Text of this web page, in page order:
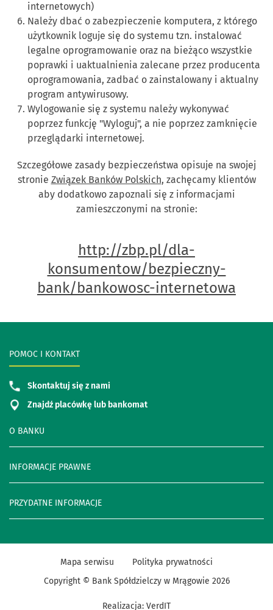
internetowych)
Należy dbać o zabezpieczenie komputera, z którego
użytkownik loguje się do systemu tzn. instalować
legalne oprogramowanie oraz na bieżąco wszystkie
poprawki i uaktualnienia zalecane przez producenta
oprogramowania, zadbać o zainstalowany i aktualny
program antywirusowy.
Wylogowanie się z systemu należy wykonywać
poprzez funkcję "Wyloguj", a nie poprzez zamknięcie
przeglądarki internetowej.
Szczegółowe zasady bezpieczeństwa opisuje na swojej
stronie Związek Banków Polskich, zachęcamy klientów
aby dodatkowo zapoznali się z informacjami
zamieszczonymi na stronie:
http://zbp.pl/dla-
konsumentow/bezpieczny-
bank/bankowosc-internetowa
O BANKU
INFORMACJE PRAWNE
PRZYDATNE INFORMACJE
POMOC I KONTAKT
Skontaktuj się z nami
Znajdź placówkę lub bankomat
Realizacja: VerdIT
Mapa serwisu
Polityka prywatności
Copyright © Bank Spółdzielczy w Mrągowie 2026